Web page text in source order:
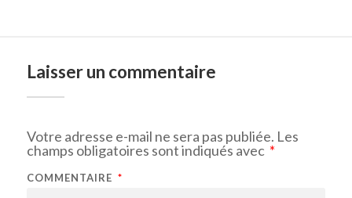
Laisser un commentaire
Votre adresse e-mail ne sera pas publiée. Les
champs obligatoires sont indiqués avec *
COMMENTAIRE *